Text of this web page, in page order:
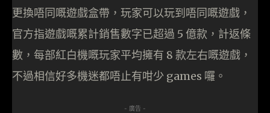
更換唔同嘅遊戲盒帶，玩家可以玩到唔同嘅遊戲，
官方指遊戲嘅累計銷售數字已超過 5 億款，計返條
數，每部紅白機嘅玩家平均擁有 8 款左右嘅遊戲，
不過相信好多機迷都唔止有咁少 games 囉。
- 廣告 -